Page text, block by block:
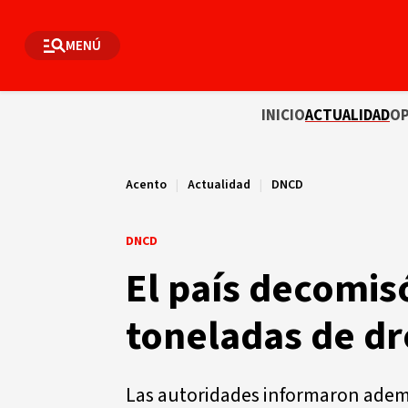
MENÚ
INICIOACTUALIDAD
Acento | Actualidad | DNCD
DNCD
El país
toneladas de
Las autoridades informaron